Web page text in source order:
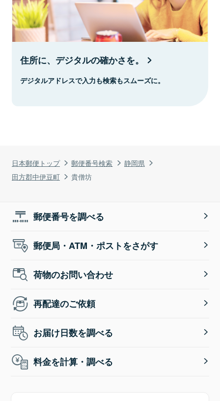
日本郵便トップ 郵便番号検索
静岡県
田方郡中伊豆町
貴僧坊
住所に、デジタルの確かさを。
デジタルアドレスで入力も検索もスムーズに。
郵便番号を調べる
郵便局・ATM・ポストをさがす
荷物のお問い合わせ
再配達のご依頼
お届け日数を調べる
料金を計算・調べる